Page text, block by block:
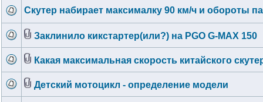
Скутер набирает максималку 90 км/ч и обороты
Заклинило кикстартер(или?) на PGO G-MAX 150
Какая максимальная скорость китайского
Детский мотоцикл - определение модели